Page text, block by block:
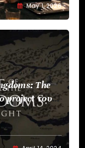
May 1, 2026
The
project του